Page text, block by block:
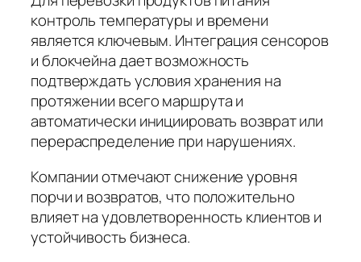
контроль температуры и времени
является ключевым. Интеграция сенсоров
и блокчейна дает возможность
подтверждать условия хранения на
протяжении всего маршрута и
автоматически инициировать возврат или
перераспределение при нарушениях.
Компании отмечают снижение уровня
порчи и возвратов, что положительно
влияет на удовлетворенность клиентов и
устойчивость бизнеса.